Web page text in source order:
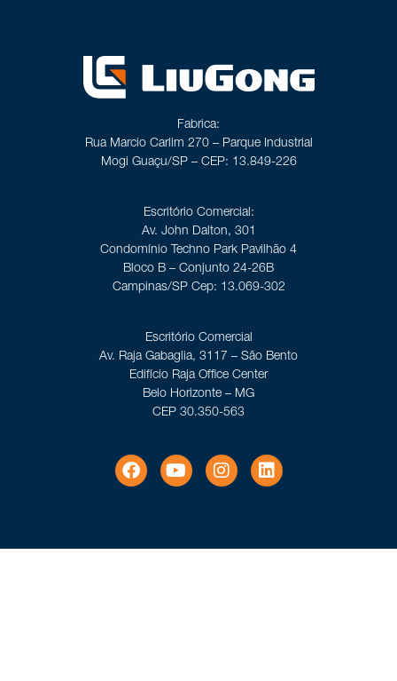
Fabrica:
Rua Marcio Carlim 270 – Parque Industrial
Mogi Guaçu/SP – CEP: 13.849-226
Escritório Comercial:
Av. John Dalton, 301
Condomínio Techno Park Pavilhão 4
Bloco B – Conjunto 24-26B
Campinas/SP Cep: 13.069-302
Escritório Comercial
Av. Raja Gabaglia, 3117 – São Bento
Edifício Raja Office Center
Belo Horizonte – MG
CEP 30.350-563